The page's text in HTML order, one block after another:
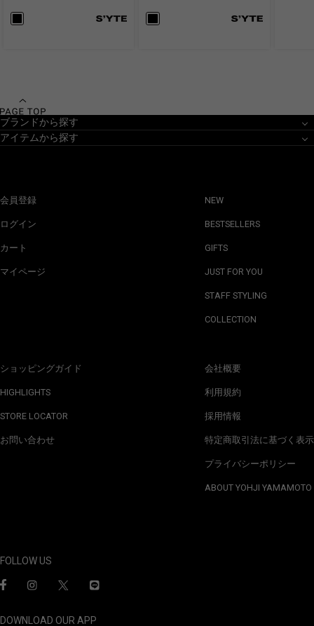
ブランドから探す
アイテムから探す
会員登録
ログイン
カート
マイページ
ショッピングガイド
HIGHLIGHTS
STORE LOCATOR
お問い合わせ
NEW
BESTSELLERS
GIFTS
JUST FOR YOU
STAFF STYLING
COLLECTION
会社概要
利用規約
採用情報
特定商取引法に基づく表示
プライバシーポリシー
ABOUT YOHJI YAMAMOTO
FOLLOW US
DOWNLOAD OUR APP